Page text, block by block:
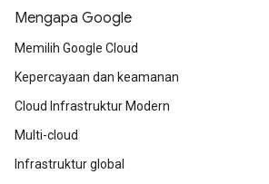
Mengapa Google
Memilih Google Cloud
Kepercayaan dan keamanan
Cloud Infrastruktur Modern
Multi-cloud
Infrastruktur global